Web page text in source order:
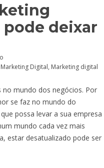
deixar
Digital, Marketing digital
mundo dos negócios. Por
se faz no mundo do
possa levar a sua empresa
mundo cada vez mais
estar desatualizado pode ser